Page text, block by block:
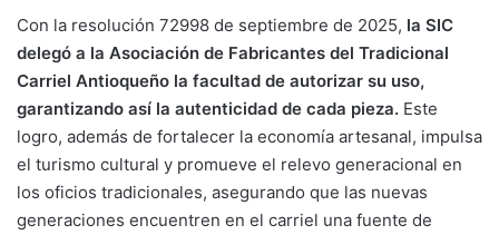
Con la resolución 72998 de septiembre de 2025, la SIC
delegó a la Asociación de Fabricantes del Tradicional
Carriel Antioqueño la facultad de autorizar su uso,
garantizando así la autenticidad de cada pieza. Este
logro, además de fortalecer la economía artesanal, impulsa
el turismo cultural y promueve el relevo generacional en
los oficios tradicionales, asegurando que las nuevas
generaciones encuentren en el carriel una fuente de